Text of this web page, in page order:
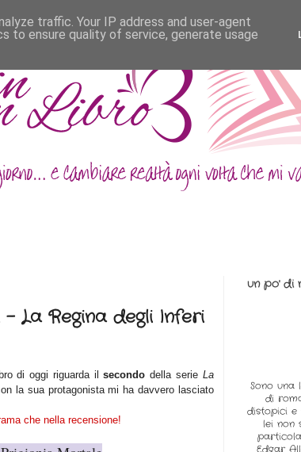
La Regina degli Inferi
di oggi riguarda ilsecondo della serie La
la sua protagonista mi ha davvero lasciato
che nella recensione!
un po' di
Sono una
di
distopici e
lei non
Edgar
traffic. Your IP address and user-agent
to ensure quality of service, generate usage